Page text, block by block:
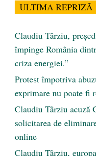
ULTIMA REPRIZĂ
Claudiu Târziu,
împinge România
criza energiei.”
Protest împotriva
exprimare nu poate fi
Claudiu Târziu acuză
solicitarea de
online
Claudiu Târziu,